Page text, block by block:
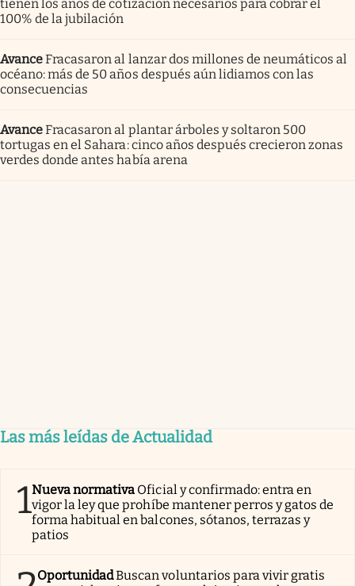
tienen los años de cotización necesarios para cobrar el
100% de la jubilación
AvanceFracasaron al lanzar dos millones de neumáticos al
océano: más de 50 años después aún lidiamos con las
consecuencias
AvanceFracasaron al plantar árboles y soltaron 500
tortugas en el Sahara: cinco años después crecieron zonas
verdes donde antes había arena
Las más leídas de Actualidad
1Nueva normativa Oficial y confirmado: entra en
vigor la ley que prohíbe mantener perros y gatos de
forma habitual en balcones, sótanos, terrazas y
patios
OportunidadBuscan voluntarios para vivir gratis